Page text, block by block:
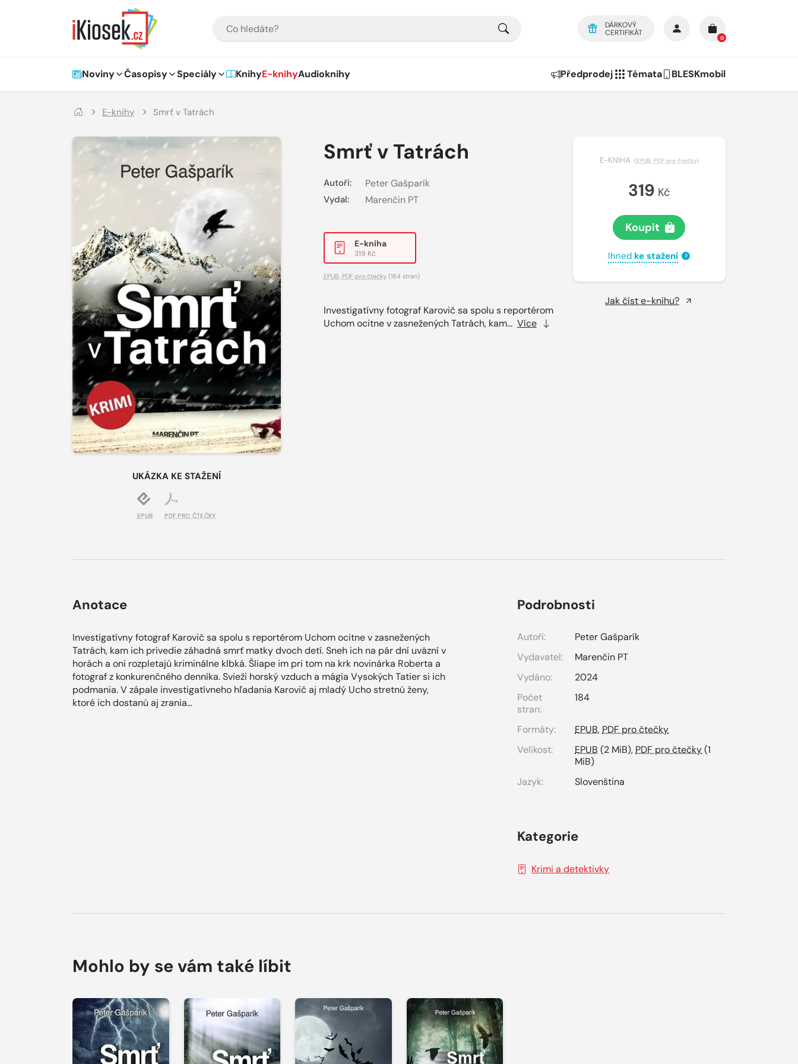
DÁRKOVÝ
CERTIFIKÁT
0
Hlavní navigace
Noviny Časopisy Speciály KnihyE-knihyAudioknihy Předprodej Témata BLESKmobil
E-knihy Smrť v Tatrách
UKÁZKA KE STAŽENÍ
EPUB PDF PRO ČTEČKY
Smrť v Tatrách
Autoři: Peter Gašparík
Vydal: Marenčin PT
E-kniha
319 Kč
EPUB PDF pro čtečky(184 stran)
Investigatívny fotograf Karovič sa spolu s reportérom
Uchom ocitne v zasnežených Tatrách, kam... Více
E-KNIHA (EPUB, PDF pro čtečky)
319 Kč
Koupit
Ihned ke stažení ?
Jak číst e-knihu?
Anotace
Investigatívny fotograf Karovič sa spolu s reportérom Uchom ocitne v zasnežených
Tatrách, kam ich privedie záhadná smrť matky dvoch detí. Sneh ich na pár dní uväzní v
horách a oni rozpletajú kriminálne klbká. Šliape im pri tom na krk novinárka Roberta a
fotograf z konkurenčného denníka. Svieži horský vzduch a mágia Vysokých Tatier si ich
podmania. V zápale investigatívneho hľadania Karovič aj mladý Ucho stretnú ženy,
ktoré ich dostanú aj zrania...
Podrobnosti
Autoři:
Peter Gašparík
Vydavatel:
Marenčin PT
Vydáno:
2024
Počet
stran:
184
Formáty: EPUB,PDF pro čtečky
Velikost:
EPUB (2 MiB),PDF pro čtečky(1
MiB)
Jazyk:
Slovenština
Kategorie
Krimi a detektivky
Mohlo by se vám také líbit